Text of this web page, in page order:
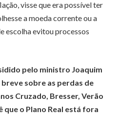
visse que era possível ter
a moeda corrente ou a
escolha evitou processos
pelo ministro Joaquim
sobre as perdas de
Cruzado, Bresser, Verão
que o Plano Real está fora